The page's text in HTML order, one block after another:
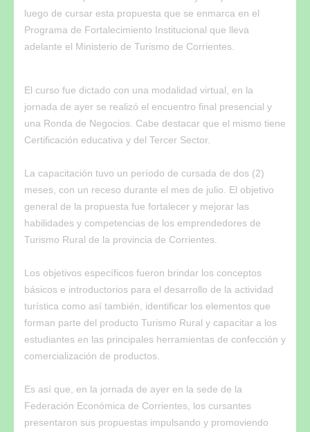
luego de cursar esta propuesta que se enmarca en el
Programa de Fortalecimiento Institucional que lleva
adelante el Ministerio de Turismo de Corrientes.
El curso fue dictado con una modalidad virtual, en la
jornada de ayer se realizó el encuentro final presencial y
una Ronda de Negocios. Cabe destacar que el mismo tiene
Certificación educativa y del Tercer Sector.
La capacitación tuvo un período de cursada de dos (2)
meses, con un receso durante el mes de julio. El objetivo
general de la propuesta fue fortalecer y mejorar las
habilidades y competencias de los emprendedores de
Turismo Rural de la provincia de Corrientes.
Los objetivos específicos fueron brindar los conceptos
básicos e introductorios para el desarrollo de la actividad
turística como así también, identificar los elementos que
forman parte del producto Turismo Rural y capacitar a los
estudiantes en las principales herramientas de confección y
comercialización de productos.
Es así que, en la jornada de ayer en la sede de la
Federación Económica de Corrientes, los cursantes
presentaron sus propuestas impulsando y promoviendo